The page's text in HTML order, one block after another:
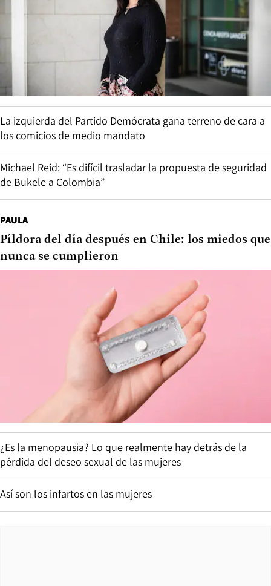
La izquierda del Partido Demócrata gana terreno de cara a
los comicios de medio mandato
Michael Reid: “Es difícil trasladar la propuesta de seguridad
de Bukele a Colombia”
PAULA
Píldora del día después en Chile: los miedos que
nunca se cumplieron
¿Es la menopausia? Lo que realmente hay detrás de la
pérdida del deseo sexual de las mujeres
Así son los infartos en las mujeres